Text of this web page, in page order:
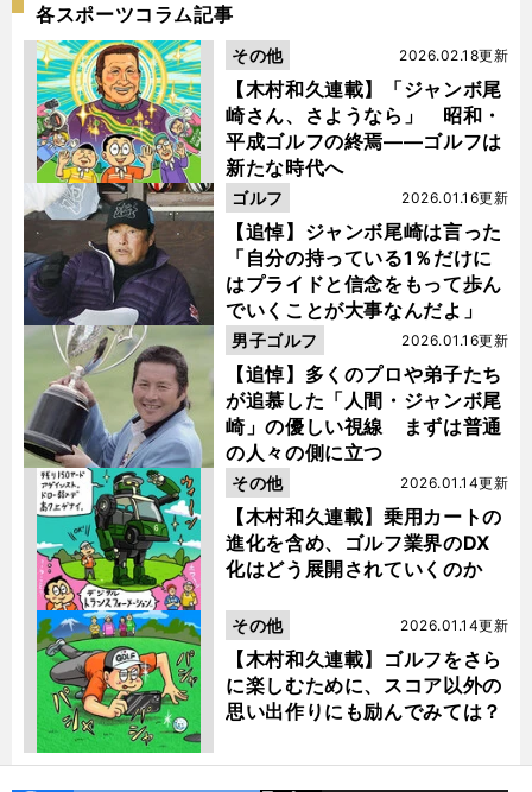
各スポーツコラム記事
【木村和久連載】「ジャンボ尾
崎さん、さようなら」 昭和・
平成ゴルフの終焉――ゴルフは
新たな時代へ
2026.02.18更新
その他
【追悼】ジャンボ尾崎は言った
「自分の持っている1％だけに
はプライドと信念をもって歩ん
でいくことが大事なんだよ」
2026.01.16更新
ゴルフ
【追悼】多くのプロや弟子たち
が追慕した「人間・ジャンボ尾
崎」の優しい視線 まずは普通
の人々の側に立つ
2026.01.16更新
男子ゴルフ
【木村和久連載】乗用カートの
進化を含め、ゴルフ業界のDX
化はどう展開されていくのか
2026.01.14更新
その他
【木村和久連載】ゴルフをさら
に楽しむために、スコア以外の
思い出作りにも励んでみては？
2026.01.14更新
その他